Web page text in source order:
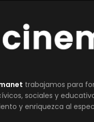
trabajamos para
sociales y
y enriquezca al